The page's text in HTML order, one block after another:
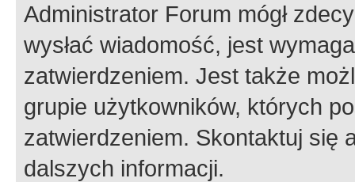
Administrator Forum mógł
wysłać wiadomość, jest
zatwierdzeniem. Jest także
grupie użytkowników, których
zatwierdzeniem. Skontaktuj się
dalszych informacji.